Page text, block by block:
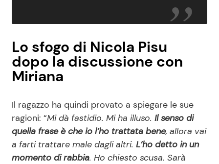
Lo sfogo di Nicola Pisu
dopo la discussione con
Miriana
Il ragazzo ha quindi provato a spiegare le sue
ragioni: “Mi dà fastidio. Mi ha illuso. Il senso di
quella frase è che io l’ho trattata bene, allora vai
a farti trattare male dagli altri. L’ho detto in un
momento di rabbia. Ho chiesto scusa. Sarà